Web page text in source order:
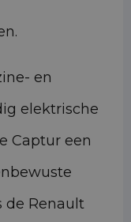
en
elektrische
Captur een
de Renault